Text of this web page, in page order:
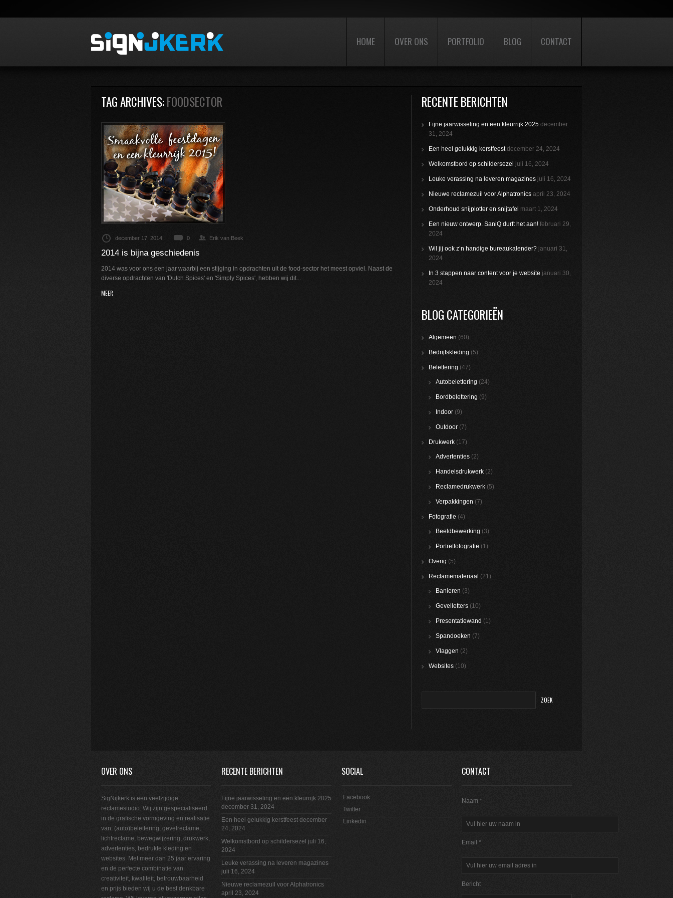
HOME OVER ONS PORTFOLIO BLOG CONTACT
TAG ARCHIVES:FOODSECTOR
december 17, 2014 0 Erik van Beek
2014 is bijna geschiedenis
2014 was voor ons een jaar waarbij een stijging in opdrachten uit de food-sector het meest opviel. Naast de
diverse opdrachten van 'Dutch Spices' en 'Simply Spices', hebben wij dit...
MEER
RECENTE BERICHTEN
Fijne jaarwisseling en een kleurrijk 2025 december
31, 2024
Een heel gelukkig kerstfeest december 24, 2024
Welkomstbord op schildersezel juli 16, 2024
Leuke verassing na leveren magazines juli 16, 2024
Nieuwe reclamezuil voor Alphatronics april 23, 2024
Onderhoud snijplotter en snijtafel maart 1, 2024
Een nieuw ontwerp. SaniQ durft het aan! februari 29,
2024
Wil jij ook z’n handige bureaukalender? januari 31,
2024
In 3 stappen naar content voor je website januari 30,
2024
BLOG CATEGORIEËN
Algemeen (60)
Bedrijfskleding (5)
Belettering (47)
Autobelettering (24)
Bordbelettering (9)
Indoor (9)
Outdoor (7)
Drukwerk (17)
Advertenties (2)
Handelsdrukwerk (2)
Reclamedrukwerk (5)
Verpakkingen (7)
Fotografie (4)
Beeldbewerking (3)
Portretfotografie (1)
Overig (5)
Reclamemateriaal (21)
Banieren (3)
Gevelletters (10)
Presentatiewand (1)
Spandoeken (7)
Vlaggen (2)
Websites (10)
OVER ONS
SigNijkerk is een veelzijdige
reclamestudio. Wij zijn gespecialiseerd
in de grafische vormgeving en realisatie
van: (auto)belettering, gevelreclame,
lichtreclame, bewegwijzering, drukwerk,
advertenties, bedrukte kleding en
websites. Met meer dan 25 jaar ervaring
en de perfecte combinatie van
creativiteit, kwaliteit, betrouwbaarheid
en prijs bieden wij u de best denkbare
RECENTE BERICHTEN
Fijne jaarwisseling en een kleurrijk 2025
december 31, 2024
Een heel gelukkig kerstfeest december
24, 2024
Welkomstbord op schildersezel juli 16,
2024
Leuke verassing na leveren magazines
juli 16, 2024
Nieuwe reclamezuil voor Alphatronics
april 23, 2024
SOCIAL
Facebook
Twitter
Linkedin
CONTACT
Naam *
Email *
Bericht